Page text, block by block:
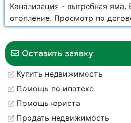
Оставить заявку
Купить недвижимость
Помощь по ипотеке
Помощь юриста
Продать недвижимость
Канализация - выгребная яма.
отопление. Просмотр по